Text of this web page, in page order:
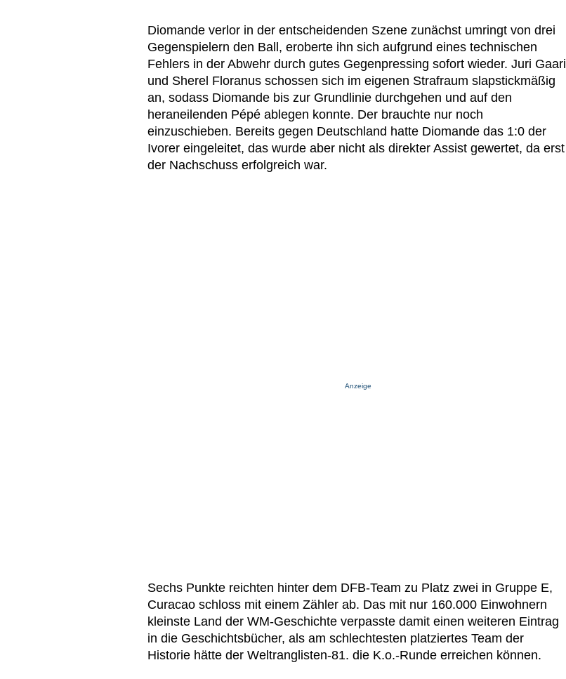
Diomande verlor in der entscheidenden Szene zunächst umringt von drei
Gegenspielern den Ball, eroberte ihn sich aufgrund eines technischen
Fehlers in der Abwehr durch gutes Gegenpressing sofort wieder. Juri Gaari
und Sherel Floranus schossen sich im eigenen Strafraum slapstickmäßig
an, sodass Diomande bis zur Grundlinie durchgehen und auf den
heraneilenden Pépé ablegen konnte. Der brauchte nur noch
einzuschieben. Bereits gegen Deutschland hatte Diomande das 1:0 der
Ivorer eingeleitet, das wurde aber nicht als direkter Assist gewertet, da erst
der Nachschuss erfolgreich war.
Anzeige
Sechs Punkte reichten hinter dem DFB-Team zu Platz zwei in Gruppe E,
Curacao schloss mit einem Zähler ab. Das mit nur 160.000 Einwohnern
kleinste Land der WM-Geschichte verpasste damit einen weiteren Eintrag
in die Geschichtsbücher, als am schlechtesten platziertes Team der
Historie hätte der Weltranglisten-81. die K.o.-Runde erreichen können.